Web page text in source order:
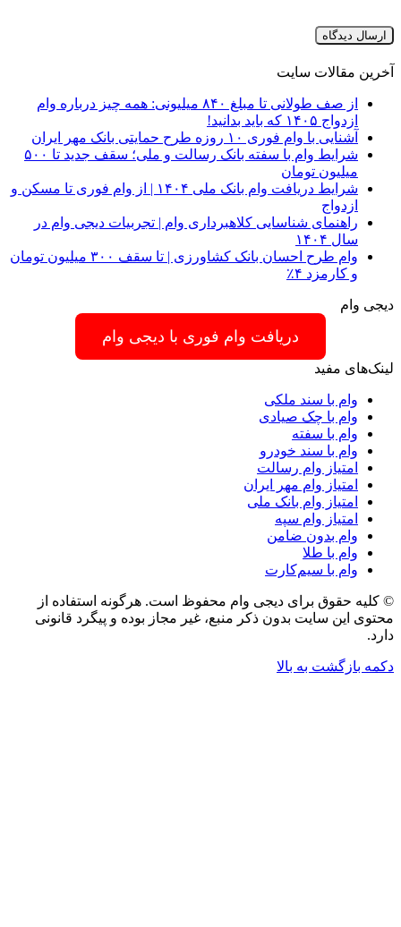
آخرین مقالات سایت
از صف طولانی تا مبلغ ۸۴۰ میلیونی: همه چیز درباره وام
ازدواج ۱۴۰۵ که باید بدانید!
آشنایی با وام فوری ۱۰ روزه طرح حمایتی بانک مهر ایران
شرایط وام با سفته بانک رسالت و ملی؛ سقف جدید تا ۵۰۰
میلیون تومان
شرایط دریافت وام بانک ملی ۱۴۰۴ | از وام فوری تا مسکن و
ازدواج
راهنمای شناسایی کلاهبرداری وام | تجربیات دیجی وام در
سال ۱۴۰۴
وام طرح احسان بانک کشاورزی | تا سقف ۳۰۰ میلیون تومان
و کارمزد ۴٪
دیجی وام
دریافت وام فوری با دیجی وام
لینک‌های مفید
وام با سند ملکی
وام با چک صیادی
وام با سفته
وام با سند خودرو
امتیاز وام رسالت
امتیاز وام مهر ایران
امتیاز وام بانک ملی
امتیاز وام سپه
وام بدون ضامن
وام با طلا
وام با سیم‌کارت
© کلیه حقوق برای دیجی وام محفوظ است. هرگونه استفاده از
محتوی این سایت بدون ذکر منبع، غیر مجاز بوده و پیگرد قانونی
دارد.
دکمه بازگشت به بالا